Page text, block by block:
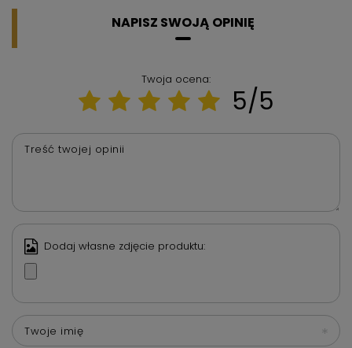
NAPISZ SWOJĄ OPINIĘ
Twoja ocena:
5/5
Treść twojej opinii
Dodaj własne zdjęcie produktu:
Twoje imię